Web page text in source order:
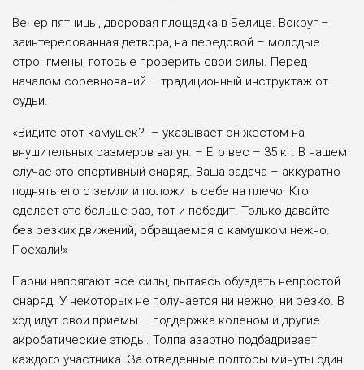
Вечер пятницы, дворовая площадка в Белице. Вокруг –
заинтересованная детвора, на передовой – молодые
стронгмены, готовые проверить свои силы. Перед
началом соревнований – традиционный инструктаж от
судьи.
«Видите этот камушек? – указывает он жестом на
внушительных размеров валун. – Его вес – 35 кг. В нашем
случае это спортивный снаряд. Ваша задача – аккуратно
поднять его с земли и положить себе на плечо. Кто
сделает это больше раз, тот и победит. Только давайте
без резких движений, обращаемся с камушком нежно.
Поехали!»
Парни напрягают все силы, пытаясь обуздать непростой
снаряд. У некоторых не получается ни нежно, ни резко. В
ход идут свои приемы – поддержка коленом и другие
акробатические этюды. Толпа азартно подбадривает
каждого участника. За отведённые полторы минуты один